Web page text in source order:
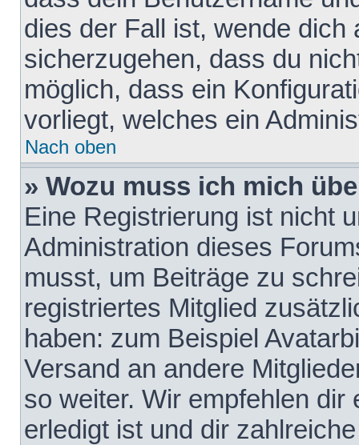
dies der Fall ist, wende dich
sicherzugehen, dass du
möglich, dass ein
vorliegt, welches ein
Nach oben
» Wozu muss ich mich
Eine Registrierung ist nicht
Administration dieses
musst, um Beiträge zu
registriertes Mitglied
haben: zum Beispiel
Versand an andere
so weiter. Wir empfehlen
erledigt ist und dir